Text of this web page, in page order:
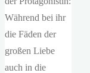
Während bei ihr
die Fäden der
großen Liebe
auch in die